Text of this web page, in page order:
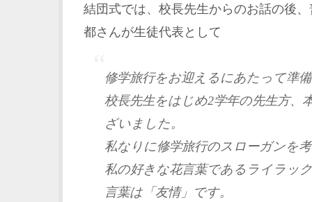
結団式では、校長先生からのお話の後
都さんが生徒代表として
修学旅行をお迎えるにあたって準
校長先生をはじめ2学年の先生方、
ざいました。
私なりに修学旅行のスローガンを
私の好きな花言葉であるライラッ
言葉は「友情」です。